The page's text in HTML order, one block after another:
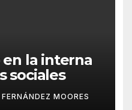
en la interna
sociales
MOORES